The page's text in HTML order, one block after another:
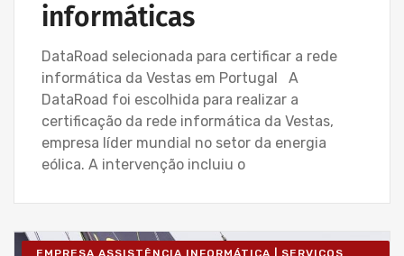
informáticas
DataRoad selecionada para certificar a rede
informática da Vestas em Portugal A
DataRoad foi escolhida para realizar a
certificação da rede informática da Vestas,
empresa líder mundial no setor da energia
eólica. A intervenção incluiu o